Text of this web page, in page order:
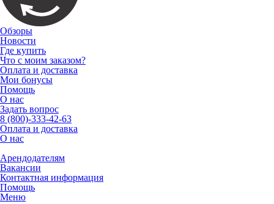
Обзоры
Новости
Где купить
Что с моим заказом?
Оплата и доставка
Мои бонусы
Помощь
О нас
Задать вопрос
8 (800)-333-42-63
Оплата и доставка
О нас
Арендодателям
Вакансии
Контактная информация
Помощь
Меню